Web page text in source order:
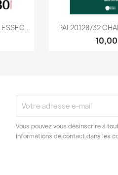

PAL20128732
Vous pouvez vous désinscrire à
informations de contact dans les